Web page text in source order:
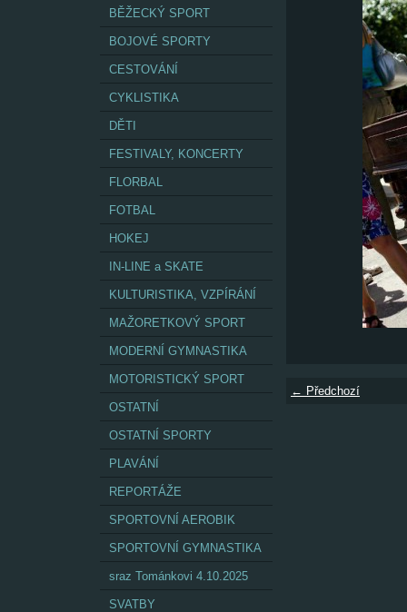
BĚŽECKÝ SPORT
BOJOVÉ SPORTY
CESTOVÁNÍ
CYKLISTIKA
DĚTI
FESTIVALY, KONCERTY
FLORBAL
FOTBAL
HOKEJ
IN-LINE a SKATE
KULTURISTIKA, VZPÍRÁNÍ
MAŽORETKOVÝ SPORT
MODERNÍ GYMNASTIKA
MOTORISTICKÝ SPORT
OSTATNÍ
OSTATNÍ SPORTY
PLAVÁNÍ
REPORTÁŽE
SPORTOVNÍ AEROBIK
SPORTOVNÍ GYMNASTIKA
sraz Tománkovi 4.10.2025
SVATBY
← Předchozí